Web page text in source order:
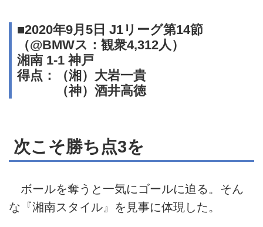
■2020年9月5日 J1リーグ第14節
（@BMWス：観衆4,312人）
湘南 1-1 神戸
得点：（湘）大岩一貴
（神）酒井高徳
次こそ勝ち点3を
ボールを奪うと一気にゴールに迫る。そん
な『湘南スタイル』を見事に体現した。